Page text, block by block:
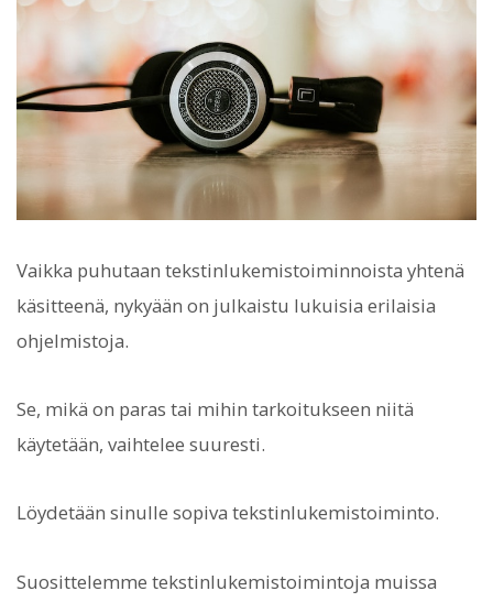
Vaikka puhutaan tekstinlukemistoiminnoista yhtenä
käsitteenä, nykyään on julkaistu lukuisia erilaisia
ohjelmistoja.
Se, mikä on paras tai mihin tarkoitukseen niitä
käytetään, vaihtelee suuresti.
Löydetään sinulle sopiva tekstinlukemistoiminto.
Suosittelemme tekstinlukemistoimintoja muissa